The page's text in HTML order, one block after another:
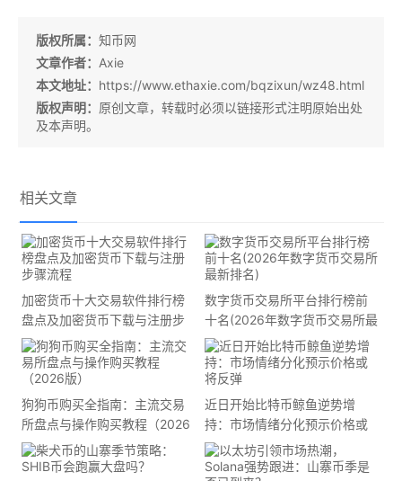
版权所属： 知币网
文章作者： Axie
本文地址： https://www.ethaxie.com/bqzixun/wz48.html
版权声明： 原创文章，转载时必须以链接形式注明原始出处
及本声明。
相关文章
加密货币十大交易软件排行榜
盘点及加密货币下载与注册步
骤流程
数字货币交易所平台排行榜前
十名(2026年数字货币交易所最
新排名)
狗狗币购买全指南：主流交易
所盘点与操作购买教程（2026
版）
近日开始比特币鲸鱼逆势增
持：市场情绪分化预示价格或
将反弹